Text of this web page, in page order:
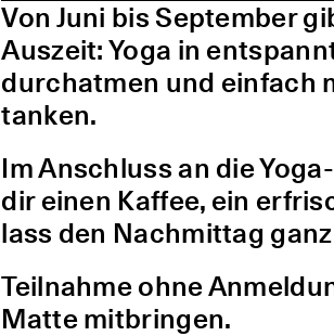
Von Juni bis September
Auszeit: Yoga in
durchatmen und einfach
tanken.
Im Anschluss an die
dir einen Kaffee, ein
lass den Nachmittag
Teilnahme ohne
Matte mitbringen.